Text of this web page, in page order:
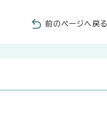
前のページへ戻る